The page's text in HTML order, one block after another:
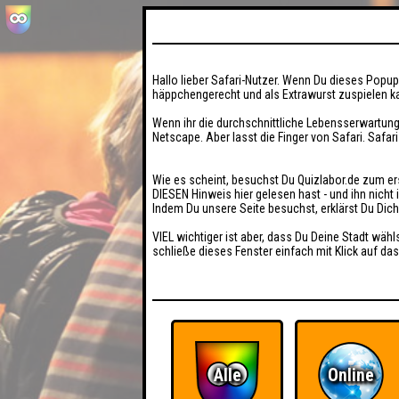
Hallo lieber Safari-Nutzer. Wenn Du dieses
häppchengerecht und als Extrawurst zuspielen
Wenn ihr die durchschnittliche
Netscape. Aber lasst die Finger von Safari.
Wie es scheint, besuchst Du Quizlabor.de zum
DIESEN Hinweis hier gelesen hast - und ihn
Indem Du unsere Seite besuchst, erklärst Du
VIEL wichtiger ist aber, dass Du Deine Stadt
schließe dieses Fenster einfach mit Klick auf
Alle Online